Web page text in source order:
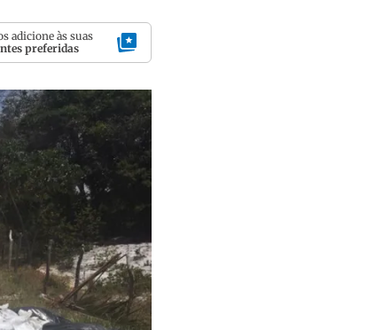
adicione às suas
preferidas